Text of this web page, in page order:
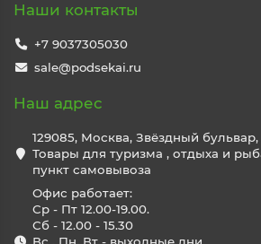
Наши контакты
+7 9037305030
sale@podsekai.ru
Наш адрес
129085, Москва, Звёздный бульвар,
Товары для туризма , отдыха и
пункт самовывоза
Офис работает:
Ср - Пт 12.00-19.00.
Сб - 12.00 - 15.30